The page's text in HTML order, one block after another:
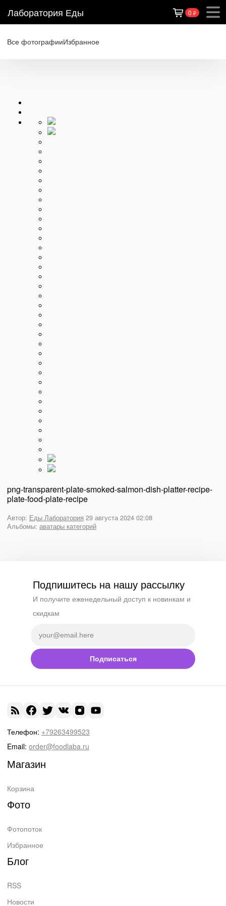
Лаборатория Еды 0 ₽
Все фотографииИзбранное
png-transparent-plate-smoked-salmon-dish-platter-recipe-
plate-food-plate-recipe
Автор: Еды Лаборатория 29 августа 2024 02:08
Альбомы: аватары категорий
Подпишитесь на нашу рассылку
И получите еженедельный доступ к новинкам и
скидкам
Подписаться
Телефон: +79263499523
Email: order@foodlaba.ru
Магазин
Корзина
Фото
Фотопоток
Избранное
Блог
RSS
Новости